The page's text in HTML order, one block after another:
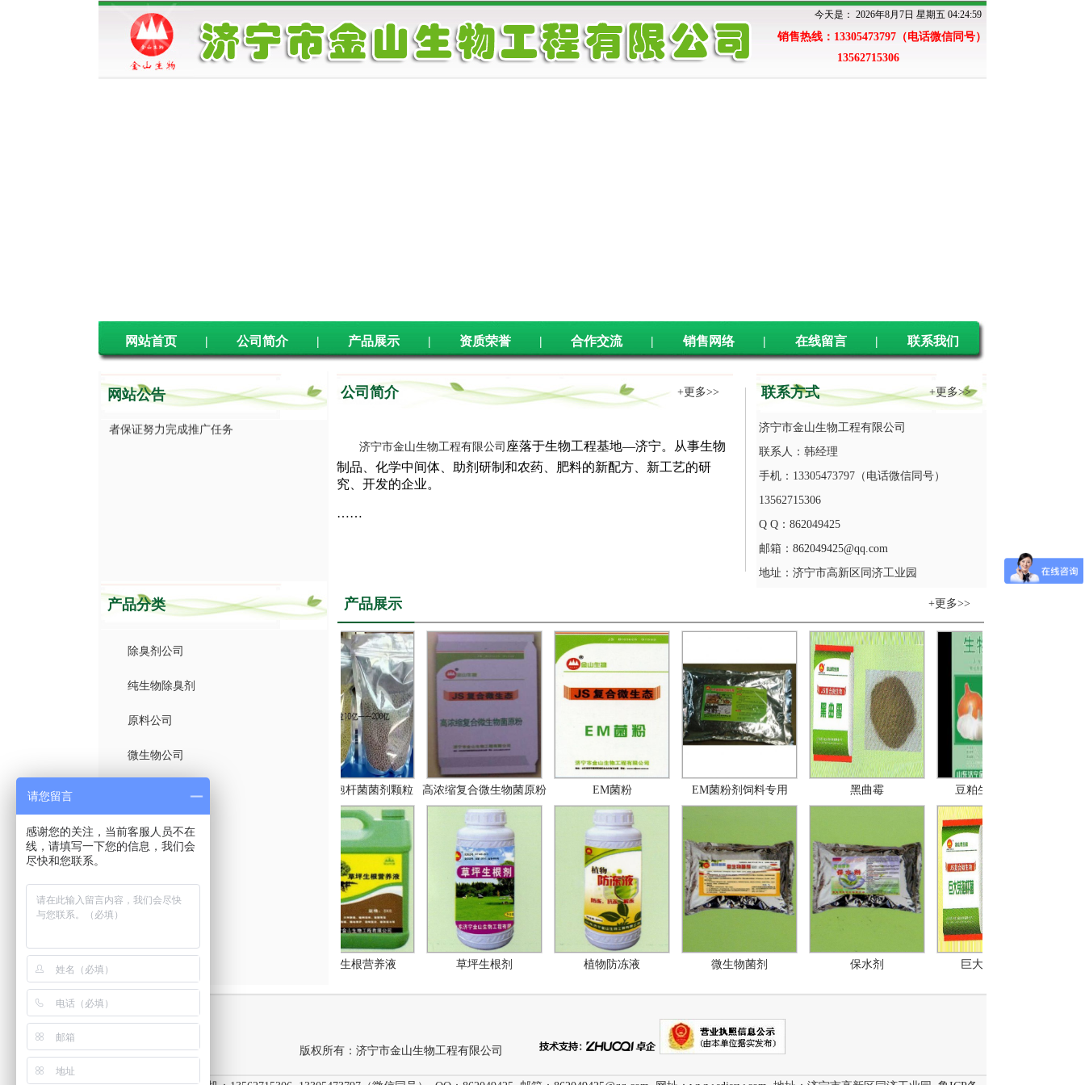
今天是： 2026年8月7日 星期五 04:24:59
销售热线：13305473797（电话微信同号）
13562715306
网站首页 | 公司简介 | 产品展示 | 资质荣誉 | 合作交流 | 销售网络 | 在线留言 | 联系我们
网站公告
厚、无风险。地区加盟合作者一经确立，
公司不直接向该地区其他单位个人供货，
加盟合作者拓展销售网络，同时加盟合作
者保证努力完成推广任务
产品分类
除臭剂公司
纯生物除臭剂
原料公司
微生物公司
大量元素公司
有机肥公司
公司简介 +更多>>
济宁市金山生物工程有限公司 座落于生物工程基地—济宁。从事生物
制品、化学中间体、助剂研制和农药、肥料的新配方、新工艺的研
究、开发的企业。
……
联系方式 +更多>>
济宁市金山生物工程有限公司
联系人：韩经理
手机：13305473797（电话微信同号）
13562715306
Q Q：862049425
邮箱： 862049425@qq.com
地址：济宁市高新区同济工业园
产品展示 +更多>>
厕所便池用除臭剂 枯草芽孢杆菌菌剂颗粒 高浓缩复合微生物菌原粉 EM菌粉 EM菌粉剂饲料专用 黑曲霉
纯品磷酸二氢钾 草坪生根营养液 草坪生根剂 植物防冻液 微生物菌剂 保水剂
豆粕生物有机肥
巨大芽孢杆菌
版权所有： 济宁市金山生物工程有限公司
请您留言
感谢您的关注，当前客服人员不在
线，请填写一下您的信息，我们会
尽快和您联系。